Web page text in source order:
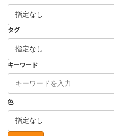
タグ
キーワード
色